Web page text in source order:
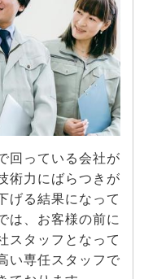
回っている会社が
術力にばらつきが
げる結果になって
は、お客様の前に
スタッフとなって
い専任スタッフで